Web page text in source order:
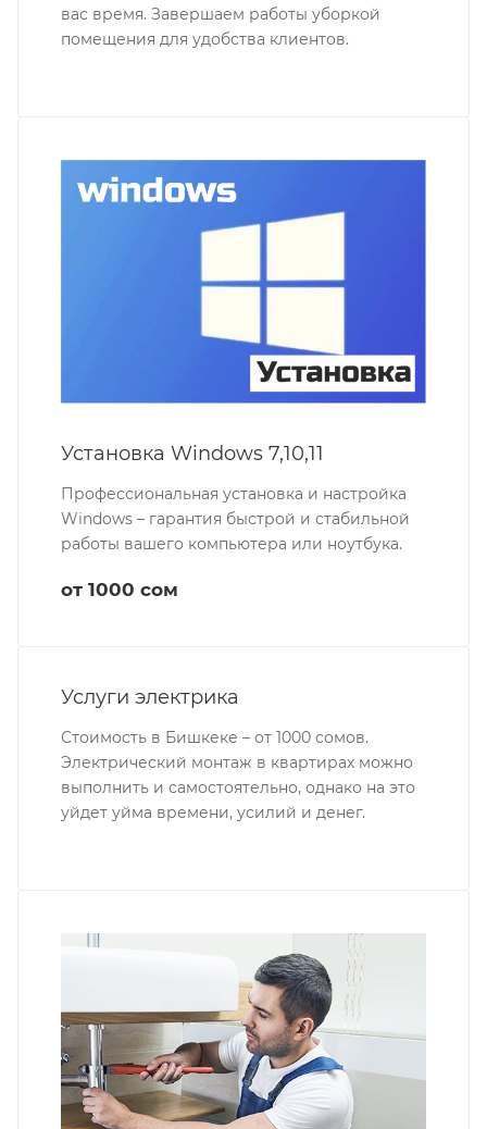
вас время. Завершаем работы уборкой
помещения для удобства клиентов.
Установка Windows 7,10,11
Профессиональная установка и настройка
Windows – гарантия быстрой и стабильной
работы вашего компьютера или ноутбука.
от 1000 сом
Услуги электрика
Стоимость в Бишкеке – от 1000 сомов.
Электрический монтаж в квартирах можно
выполнить и самостоятельно, однако на это
уйдет уйма времени, усилий и денег.